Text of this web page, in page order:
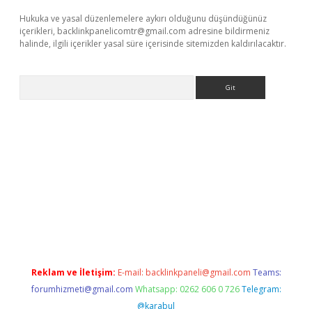
Hukuka ve yasal düzenlemelere aykırı olduğunu düşündüğünüz
içerikleri, backlinkpanelicomtr@gmail.com adresine bildirmeniz
halinde, ilgili içerikler yasal süre içerisinde sitemizden kaldırılacaktır.
Reklam ve İletişim: E-mail: backlinkpaneli@gmail.com Teams:
forumhizmeti@gmail.com Whatsapp: 0262 606 0 726 Telegram:
@karabul